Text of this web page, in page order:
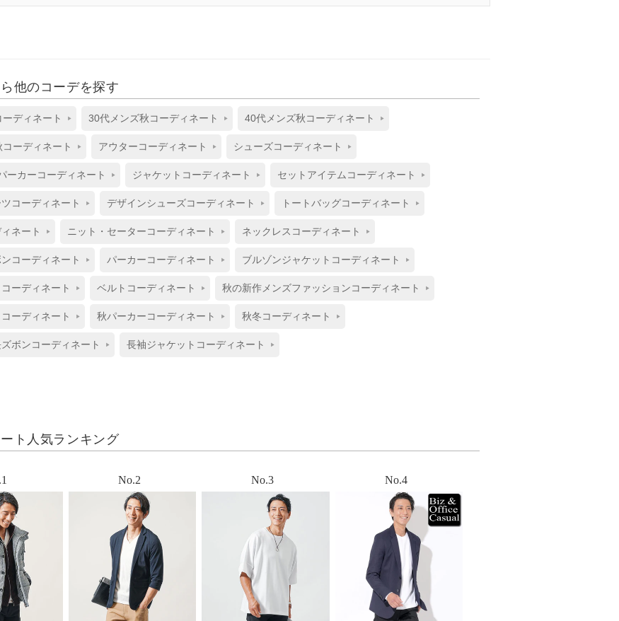
他のコーデを探す
ディネート 30代メンズ秋コーディネート 40代メンズ秋コーディネート
ーディネート アウターコーディネート シューズコーディネート
ーカーコーディネート ジャケットコーディネート セットアイテムコーディネート
コーディネート デザインシューズコーディネート トートバッグコーディネート
ネート ニット・セーターコーディネート ネックレスコーディネート
コーディネート パーカーコーディネート ブルゾンジャケットコーディネート
ーディネート ベルトコーディネート 秋の新作メンズファッションコーディネート
ーディネート 秋パーカーコーディネート 秋冬コーディネート
ボンコーディネート 長袖ジャケットコーディネート
ト人気ランキング